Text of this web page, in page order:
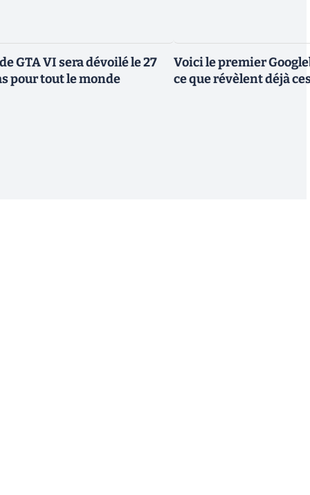
GTA VI sera dévoilé le 27
pour tout le monde
Voici le premier
ce que révèlent déjà